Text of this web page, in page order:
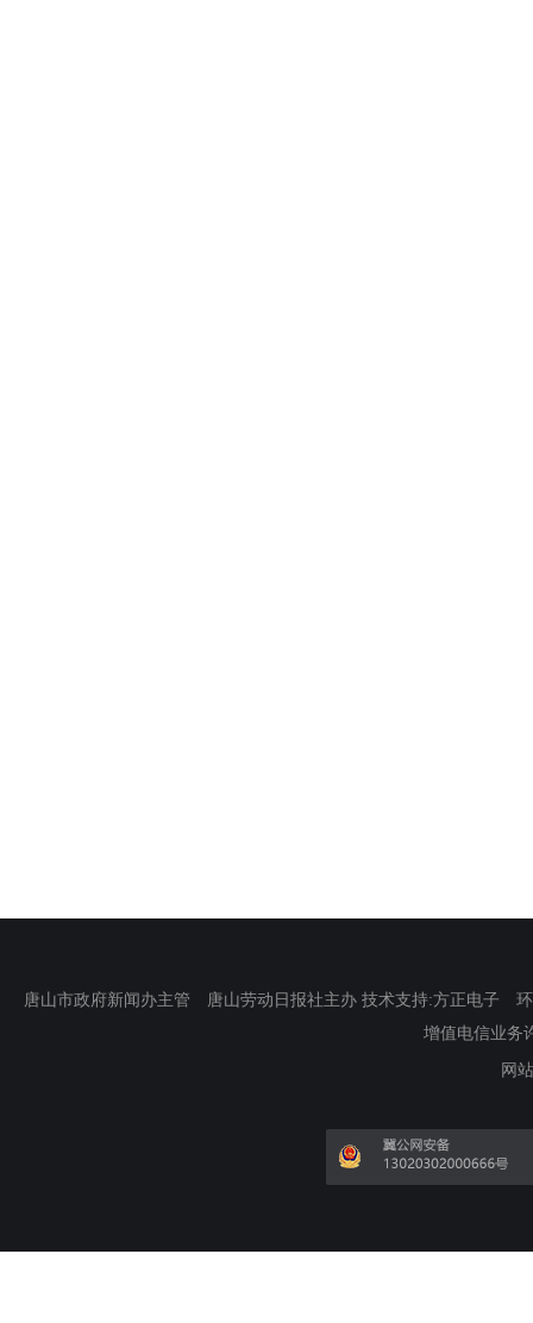
唐山市政府新闻办主管 唐山劳动日报社主办 技术支持:方正电子
增值电信业务
网